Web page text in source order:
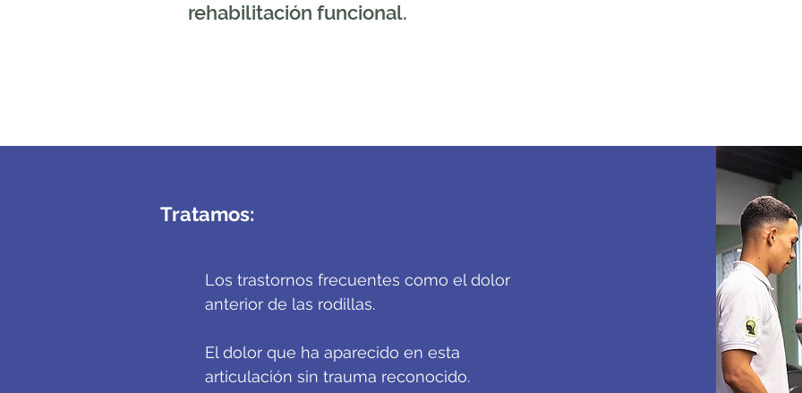
rehabilitación funcional.
Tratamos:
Los trastornos frecuentes como el dolor
anterior de las rodillas.
El dolor que ha aparecido en esta
articulación sin trauma reconocido.